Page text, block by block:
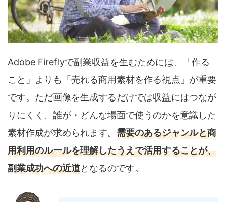
Adobe Fireflyで副業収益を生むためには、「作る
こと」よりも「売れる商用素材を作る視点」が重要
です。ただ画像を生成するだけでは収益にはつなが
りにくく、誰が・どんな場面で使うのかを意識した
素材作成が求められます。 需要のあるジャンルと商
用利用のルールを理解したうえで活用することが、
副業成功への近道となるのです。